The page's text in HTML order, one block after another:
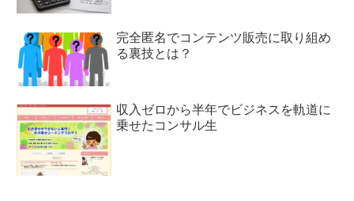
完全匿名でコンテンツ販売に取り組め
る裏技とは？
収入ゼロから半年でビジネスを軌道に
乗せたコンサル生